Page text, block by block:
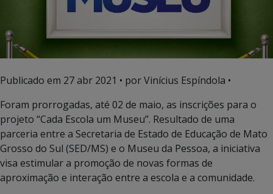
Publicado em 27 abr 2021 • por Vinícius Espíndola •
Foram prorrogadas, até 02 de maio, as inscrições para o
projeto “Cada Escola um Museu”. Resultado de uma
parceria entre a Secretaria de Estado de Educação de Mato
Grosso do Sul (SED/MS) e o Museu da Pessoa, a iniciativa
visa estimular a promoção de novas formas de
aproximação e interação entre a escola e a comunidade.